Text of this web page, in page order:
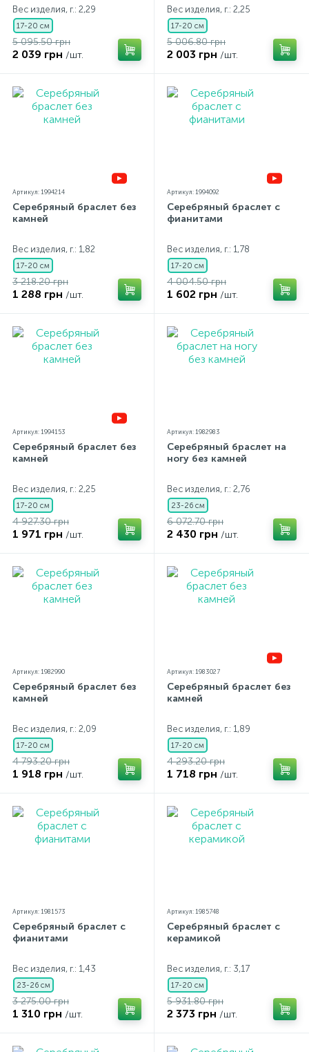
Вес изделия, г.: 2,29
17-20 см
5 095.50 грн
2 039 грн /шт.
Вес изделия, г.: 2,25
17-20 см
5 006.80 грн
2 003 грн /шт.
Артикул: 1994214
Серебряный браслет без
камней
Вес изделия, г.: 1,82
17-20 см
3 218.20 грн
1 288 грн /шт.
Артикул: 1994092
Серебряный браслет с
фианитами
Вес изделия, г.: 1,78
17-20 см
4 004.50 грн
1 602 грн /шт.
Артикул: 1994153
Серебряный браслет без
камней
Вес изделия, г.: 2,25
17-20 см
4 927.30 грн
1 971 грн /шт.
Артикул: 1982983
Серебряный браслет на
ногу без камней
Вес изделия, г.: 2,76
23-26 см
6 072.70 грн
2 430 грн /шт.
Артикул: 1982990
Серебряный браслет без
камней
Вес изделия, г.: 2,09
17-20 см
4 793.20 грн
1 918 грн /шт.
Артикул: 1983027
Серебряный браслет без
камней
Вес изделия, г.: 1,89
17-20 см
4 293.20 грн
1 718 грн /шт.
Артикул: 1981573
Серебряный браслет с
фианитами
Вес изделия, г.: 1,43
23-26 см
3 275.00 грн
1 310 грн /шт.
Артикул: 1985748
Серебряный браслет с
керамикой
Вес изделия, г.: 3,17
17-20 см
5 931.80 грн
2 373 грн /шт.